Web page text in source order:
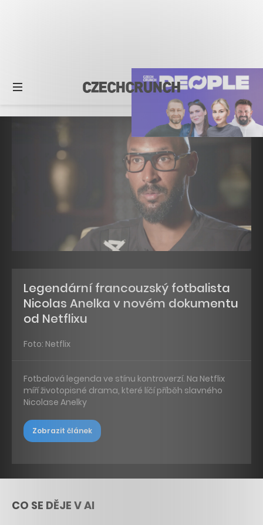
Legendární francouzský fotbalista
Nicolas Anelka v novém dokumentu
od Netflixu
Foto: Netflix
Fotbalová legenda ve stínu kontroverzí. Na Netflix
míří životopisné drama, které líčí příběh slavného
Nicolase Anelky
Zobrazit článek
CO SE DĚJE V AI